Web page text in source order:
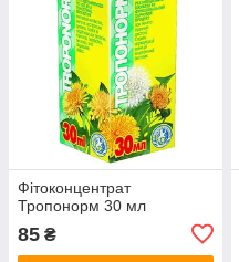
Фітоконцентрат
Тропонорм 30 мл
85 ₴